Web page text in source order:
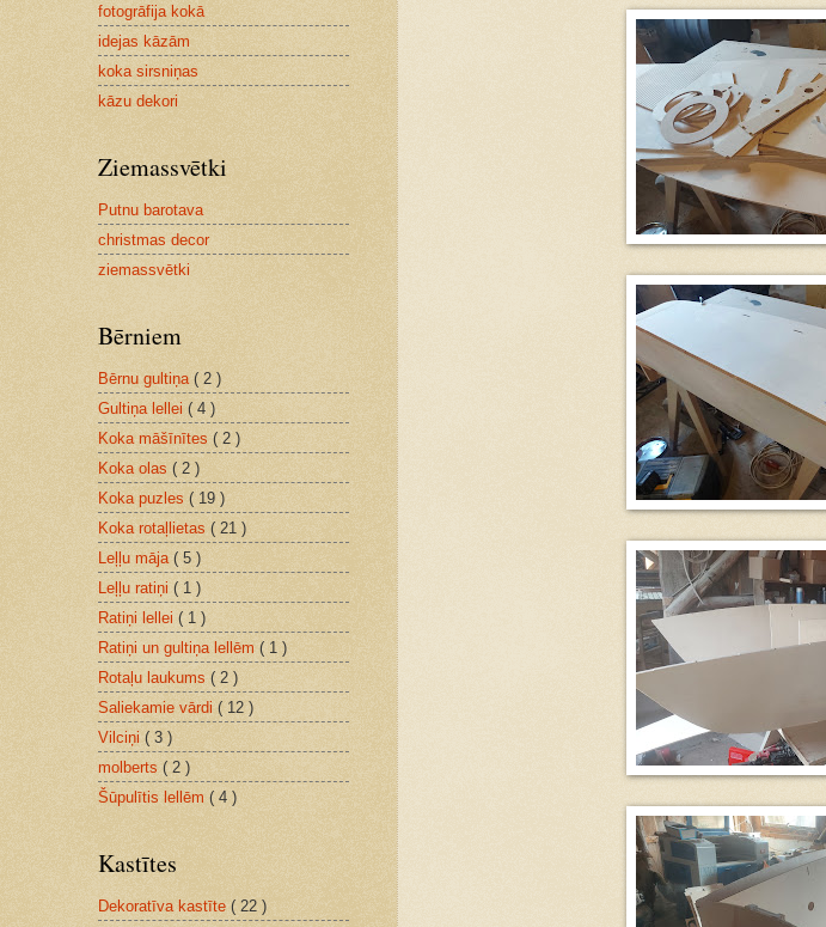
fotogrāfija kokā
idejas kāzām
koka sirsniņas
kāzu dekori
Ziemassvētki
Putnu barotava
christmas decor
ziemassvētki
Bērniem
Bērnu gultiņa ( 2 )
Gultiņa lellei ( 4 )
Koka māšīnītes ( 2 )
Koka olas ( 2 )
Koka puzles ( 19 )
Koka rotaļlietas ( 21 )
Leļļu māja ( 5 )
Leļļu ratiņi ( 1 )
Ratiņi lellei ( 1 )
Ratiņi un gultiņa lellēm ( 1 )
Rotaļu laukums ( 2 )
Saliekamie vārdi ( 12 )
Vilciņi ( 3 )
molberts ( 2 )
Šūpulītis lellēm ( 4 )
Kastītes
Dekoratīva kastīte ( 22 )